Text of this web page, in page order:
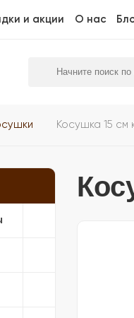
и акции О нас
Косушка 15 см